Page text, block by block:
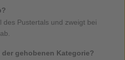
des Pustertals und zweigt bei
gehobenen Kategorie?